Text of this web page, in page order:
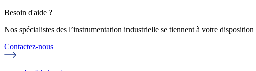
Besoin d'aide ?
Nos spécialistes des l’instrumentation industrielle se tiennent à votre
Contactez-nous